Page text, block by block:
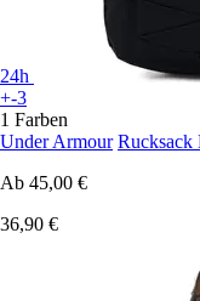
24h
+-3
1 Farben
Under Armour Rucksack
Ab 45,00 €
36,90 €